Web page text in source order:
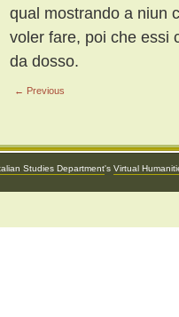
qual mostrando a niun
voler fare, poi che essi
da dosso.
← Previous
Studies Department's Virtual